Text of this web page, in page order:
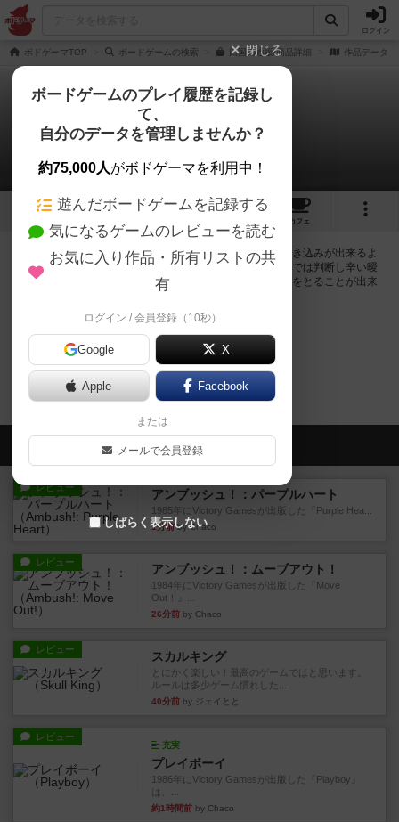
ログイン
ボドゲーマTOP ボードゲームの検索 四国の通販/商品詳細 作品データ
四国
0件の掲示板
1 7
カフェ
ログインすると四国に関する掲示板の作成やコメントの書き込みが出来るよ
うになります。ルールの疑問やエラッタ情報、マニュアルでは判断し辛い曖
昧な表記等について会員同士で自由にコミュニケーションをとることが出来
ログイン/無料会員登録
四国のトップに戻る
会員の新しい投稿
レビュー アンブッシュ！：パープルハート
1985年にVictory Gamesが出版した『Purple Hea...
1分前by Chaco
レビュー アンブッシュ！：ムーブアウト！
1984年にVictory Gamesが出版した『Move
Out！』...
26分前 by Chaco
レビュー スカルキング
とにかく楽しい！最高のゲームではと思います。
ルールは多少ゲーム慣れした...
40分前 by ジェイとと
レビュー
充実
プレイボーイ
1986年にVictory Gamesが出版した『Playboy』
は、...
約1時間前 by Chaco
閉じる
ボードゲームのプレイ履歴を記録し
て、
自分のデータを管理しませんか？
約75,000人がボドゲーマを利用中！
遊んだボードゲームを記録する
気になるゲームのレビューを読む
お気に入り作品・所有リストの共
有
ログイン / 会員登録（10秒）
Google X
Apple Facebook
または
メールで会員登録
しばらく表示しない